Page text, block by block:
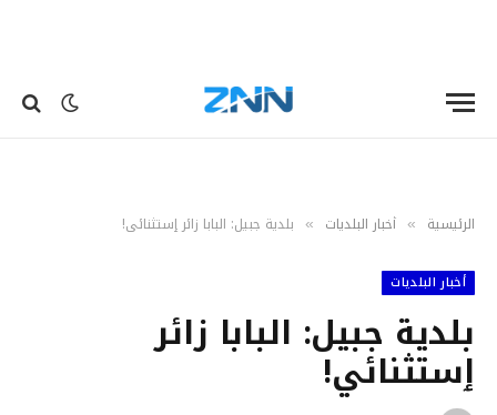
الرئيسية » أخبار البلديات » بلدية جبيل: البابا زائر ٳستثنائي!
أخبار البلديات
بلدية جبيل: البابا زائر
ٳستثنائي!